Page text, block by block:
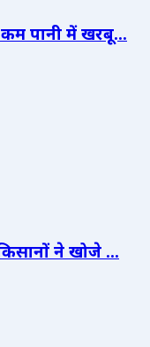
पानी में खरबू...
ने खोजे ...